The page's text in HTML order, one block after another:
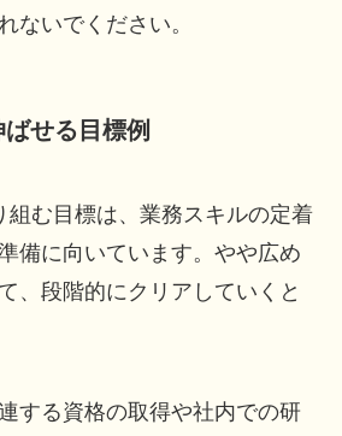
ないでください。
せる目標例
組む目標は、業務スキルの定着
備に向いています。やや広め
、段階的にクリアしていくと
する資格の取得や社内での研